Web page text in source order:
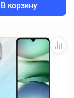
В корзину